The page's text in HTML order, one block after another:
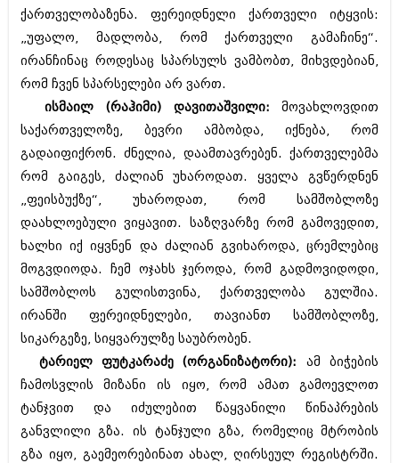
სექტემბერი 2017 (261)
ივლისი 2017 (233)
ივნისი 2017 (265)
მაისი 2017 (216)
აპრილი 2017 (220)
მარტი 2017 (212)
თებერვალი 2017 (205)
იანვარი 2017 (246)
დეკემბერი 2016 (207)
ნოემბერი 2016 (207)
ოქტომბერი 2016 (257)
სექტემბერი 2016 (224)
აგვისტო 2016 (258)
ივნისი 2016 (221)
მაისი 2016 (261)
აპრილი 2016 (215)
მარტი 2016 (200)
თებერვალი 2016 (250)
იანვარი 2016 (206)
დეკემბერი 2015 (207)
ნოემბერი 2015 (264)
ოქტომბერი 2015 (204)
სექტემბერი 2015 (215)
აგვისტო 2015 (286)
ქართველობაზენა. ფერეიდნელი ქართველი იტყვის:
„უფალო, მადლობა, რომ ქართველი გამაჩინე“.
ირანჩინაც როდესაც სპარსულს ვამბობთ, მიხვდებიან,
რომ ჩვენ სპარსელები არ ვართ.
ისმაილ (რაჰიმი) დავითაშვილი: მოვახლოვდით
საქართველოზე, ბევრი ამბობდა, იქნება, რომ
გადაიფიქრონ. ძნელია, დაამთავრებენ. ქართველებმა
რომ გაიგეს, ძალიან უხაროდათ. ყველა გვწერდნენ
„ფეისბუქზე“, უხაროდათ, რომ სამშობლოზე
დაახლოებული ვიყავით. საზღვარზე რომ გამოვედით,
ხალხი იქ იყვნენ და ძალიან გვიხაროდა, ცრემლებიც
მოგვდიოდა. ჩემ ოჯახს ჯეროდა, რომ გადმოვიდოდი,
სამშობლოს გულისთვინა, ქართველობა გულშია.
ირანში ფერეიდნელები, თავიანთ სამშობლოზე,
სიკარგეზე, სიყვარულზე საუბრობენ.
ტარიელ ფუტკარაძე (ორგანიზატორი): ამ ბიჭების
ჩამოსვლის მიზანი ის იყო, რომ ამათ გამოევლოთ
ტანჯვით და იძულებით წაყვანილი წინაპრების
განვლილი გზა. ის ტანჯული გზა, რომელიც მტრობის
გზა იყო, გაემეორებინათ ახალ, ღირსეულ რეგისტრში.